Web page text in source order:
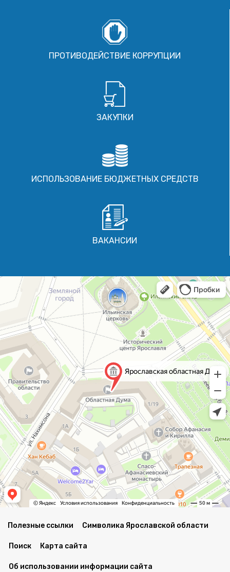
ПРОТИВОДЕЙСТВИЕ КОРРУПЦИИ
ЗАКУПКИ
ИСПОЛЬЗОВАНИЕ БЮДЖЕТНЫХ СРЕДСТВ
ВАКАНСИИ
Полезные ссылки Символика Ярославской области
Поиск Карта сайта
Об использовании информации сайта